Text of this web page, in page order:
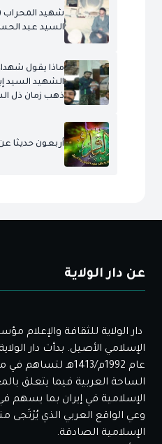
شهيد المحراب
السيد عبد
ماذا يقول
الشهيد السيد
ذهب زمان ذل
أربعون حديثا
عن دار الولاية
دار الولاية للثقافة والإعلام
الإسلامي الأصيل. بدأت دار
عام 1992م/1413هـ
الساحة العربية فيما يتعلق
الإسلامية في إيران بما يسهم
وعي الواقع العربي الذي يُرْتَجى
الإسلامية الصادقة.